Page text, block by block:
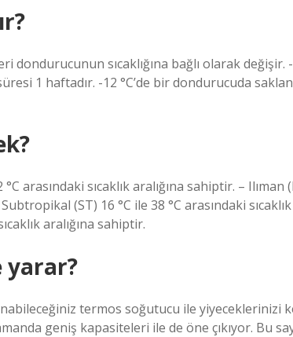
dondurucunun sıcaklığına bağlı olarak değişir.
1 haftadır. -12 °C’de bir dondurucuda
arasındaki sıcaklık aralığına sahiptir. – Ilıman
(ST) 16 °C ile 38 °C arasındaki
aralığına sahiptir.
yarar?
termos soğutucu ile yiyeceklerinizi
geniş kapasiteleri ile de öne çıkıyor. Bu